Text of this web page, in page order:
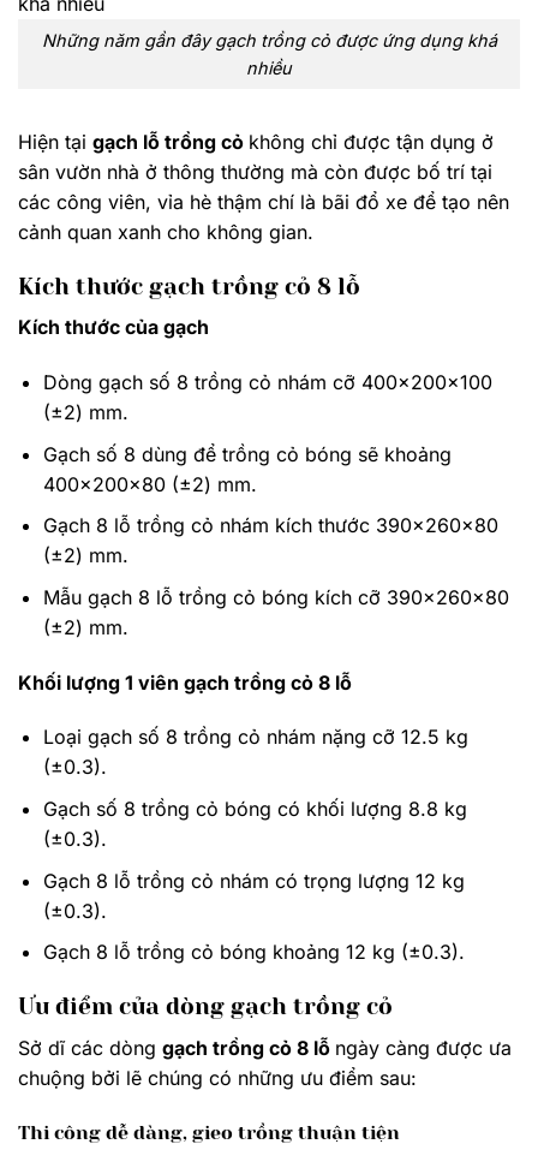
Những năm gần đây gạch trồng cỏ được ứng dụng khá
nhiều
Hiện tại gạch lỗ trồng cỏ không chỉ được tận dụng ở
sân vườn nhà ở thông thường mà còn được bố trí tại
các công viên, vỉa hè thậm chí là bãi đổ xe để tạo nên
cảnh quan xanh cho không gian.
Kích thước gạch trồng cỏ 8 lỗ
Kích thước của gạch
Dòng gạch số 8 trồng cỏ nhám cỡ 400x200x100
(±2) mm.
Gạch số 8 dùng để trồng cỏ bóng sẽ khoảng
400x200x80 (±2) mm.
Gạch 8 lỗ trồng cỏ nhám kích thước 390x260x80
(±2) mm.
Mẫu gạch 8 lỗ trồng cỏ bóng kích cỡ 390x260x80
(±2) mm.
Khối lượng 1 viên gạch trồng cỏ 8 lỗ
Loại gạch số 8 trồng cỏ nhám nặng cỡ 12.5 kg
(±0.3).
Gạch số 8 trồng cỏ bóng có khối lượng 8.8 kg
(±0.3).
Gạch 8 lỗ trồng cỏ nhám có trọng lượng 12 kg
(±0.3).
Gạch 8 lỗ trồng cỏ bóng khoảng 12 kg (±0.3).
Ưu điểm của dòng gạch trồng cỏ
Sở dĩ các dòng gạch trồng cỏ 8 lỗ ngày càng được ưa
chuộng bởi lẽ chúng có những ưu điểm sau:
Thi công dễ dàng, gieo trồng thuận tiện